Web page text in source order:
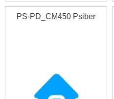
PS-PD_CM450 Psiber